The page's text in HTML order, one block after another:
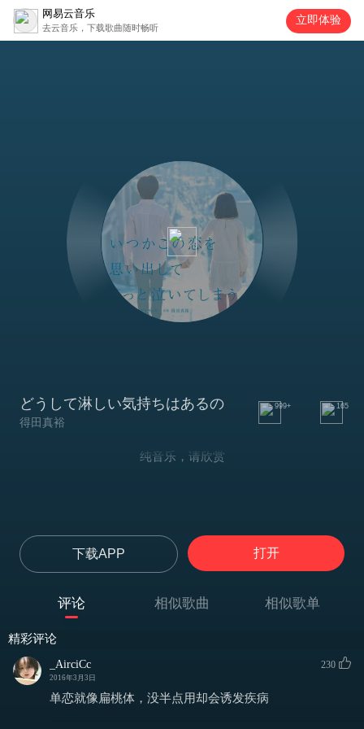
网易云音乐
去云音乐，下载歌曲随时畅听
立即体验
どうして淋しい気持ちはあるの
得田真裕
999+ 165
纯音乐，请欣赏
下载APP 打开
评论 相似歌曲 相似歌单
精彩评论
_AirciCc
2016年3月3日
230
单恋就像扁桃体，没半点用却会诱发疾病